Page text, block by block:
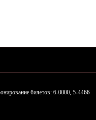
билетов: 6-0000, 5-4466